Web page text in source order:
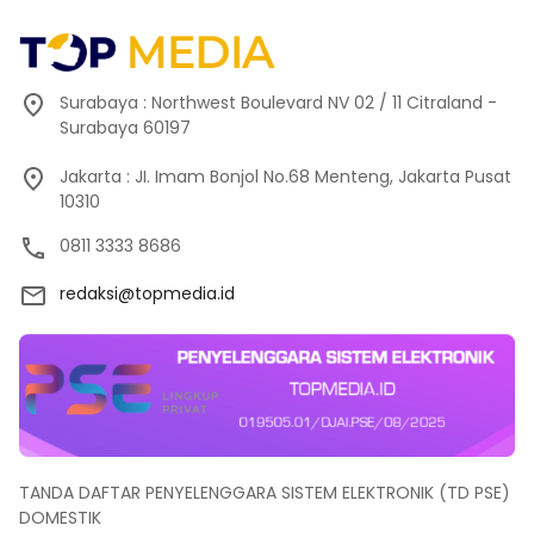
Surabaya : Northwest Boulevard NV 02 / 11 Citraland -
Surabaya 60197
Jakarta : JI. Imam Bonjol No.68 Menteng, Jakarta Pusat
10310
0811 3333 8686
redaksi@topmedia.id
TANDA DAFTAR PENYELENGGARA SISTEM ELEKTRONIK (TD PSE)
DOMESTIK